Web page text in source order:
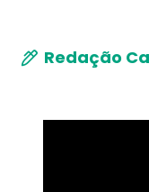
Redação